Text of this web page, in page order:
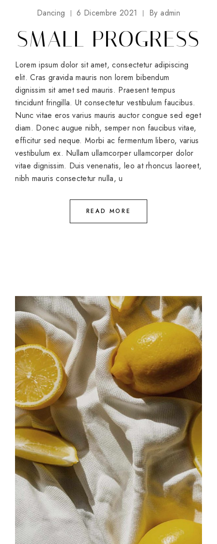
Dancing 6 Dicembre 2021 By admin
SMALL PROGRESS
Lorem ipsum dolor sit amet, consectetur adipiscing
elit. Cras gravida mauris non lorem bibendum
dignissim sit amet sed mauris. Praesent tempus
tincidunt fringilla. Ut consectetur vestibulum faucibus.
Nunc vitae eros varius mauris auctor congue sed eget
diam. Donec augue nibh, semper non faucibus vitae,
efficitur sed neque. Morbi ac fermentum libero, varius
vestibulum ex. Nullam ullamcorper ullamcorper dolor
vitae dignissim. Duis venenatis, leo at rhoncus laoreet,
nibh mauris consectetur nulla, u
READ MORE